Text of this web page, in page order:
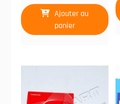
Ajouter au
panier